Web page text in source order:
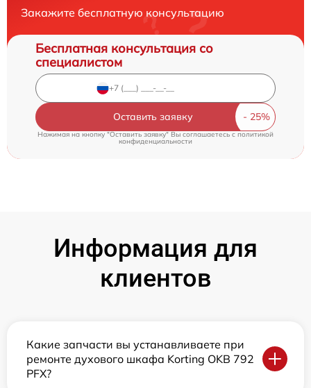
Закажите бесплатную консультацию
Бесплатная консультация со
специалистом
Оставить заявку
Нажимая на кнопку "Оставить заявку" Вы соглашаетесь cполитикой
конфиденциальности
Информация для
клиентов
Какие запчасти вы устанавливаете при
ремонте духового шкафа Korting OKB 792
PFX?